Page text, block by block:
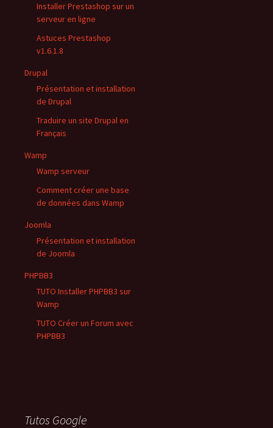
Installer Prestashop sur un
serveur en ligne
Astuces Prestashop
v1.6.1.8
Drupal
Présentation et installation
de Drupal
Traduire un site Drupal en
Français
Wamp
Wamp serveur
Comment créer une base
de données dans Wamp
Joomla
Présentation et installation
de Joomla
PHPBB3
TUTO Installer PHPBB3 sur
Wamp
TUTO Créer un Forum avec
PHPBB3
Tutos Google